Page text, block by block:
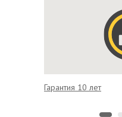
Гарантия 10 лет